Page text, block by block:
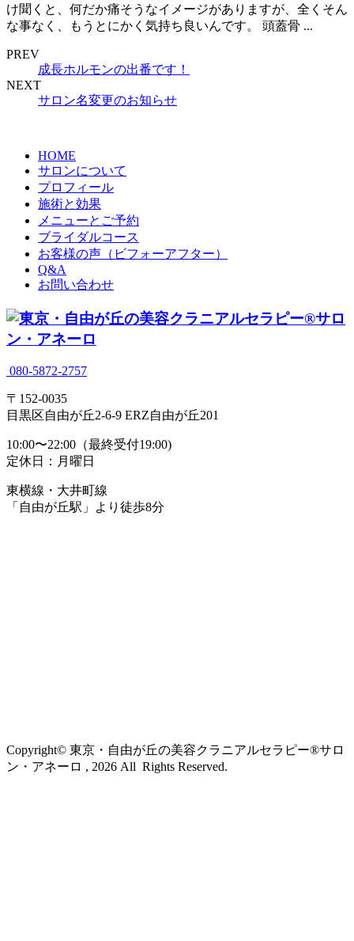
け聞くと、何だか痛そうなイメージがありますが、全くそん
な事なく、もうとにかく気持ち良いんです。 頭蓋骨 ...
PREV
成長ホルモンの出番です！
NEXT
サロン名変更のお知らせ
HOME
サロンについて
プロフィール
施術と効果
メニューとご予約
ブライダルコース
お客様の声（ビフォーアフター）
Q&A
お問い合わせ
080-5872-2757
〒152-0035
目黒区自由が丘2-6-9 ERZ自由が丘201
10:00〜22:00（最終受付19:00)
定休日：月曜日
東横線・大井町線
「自由が丘駅」より徒歩8分
Copyright© 東京・自由が丘の美容クラニアルセラピー®サロ
ン・アネーロ , 2026 All Rights Reserved.